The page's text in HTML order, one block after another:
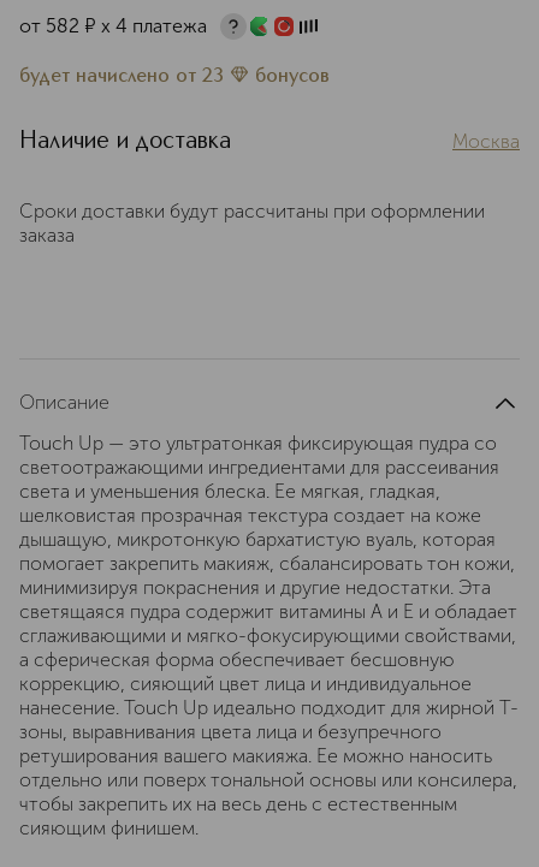
от 582 ¤ х 4 платежа
будет начислено от 23 бонусов
Наличие и доставка Москва
Сроки доставки будут рассчитаны при оформлении
заказа
Описание
Touch Up — это ультратонкая фиксирующая пудра со
светоотражающими ингредиентами для рассеивания
света и уменьшения блеска. Ее мягкая, гладкая,
шелковистая прозрачная текстура создает на коже
дышащую, микротонкую бархатистую вуаль, которая
помогает закрепить макияж, сбалансировать тон кожи,
минимизируя покраснения и другие недостатки. Эта
светящаяся пудра содержит витамины А и Е и обладает
сглаживающими и мягко-фокусирующими свойствами,
а сферическая форма обеспечивает бесшовную
коррекцию, сияющий цвет лица и индивидуальное
нанесение. Touch Up идеально подходит для жирной Т-
зоны, выравнивания цвета лица и безупречного
ретуширования вашего макияжа. Ее можно наносить
отдельно или поверх тональной основы или консилера,
чтобы закрепить их на весь день с естественным
сияющим финишем.